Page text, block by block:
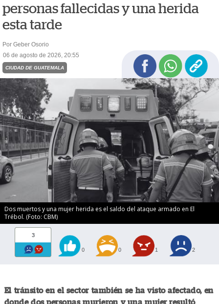
personas fallecidas y una herida
esta tarde
Por Geber Osorio
06 de agosto de 2026, 20:55
CIUDAD DE GUATEMALA
Dos muertos y una mujer herida es el saldo del ataque armado en El
Trébol. (Foto: CBM)
3
0 0 1 2
El tránsito en el sector también se ha visto afectado, en
donde dos personas murieron y una mujer resultó